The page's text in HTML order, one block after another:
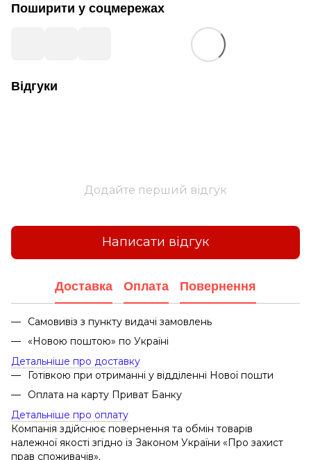
Поширити у соцмережах
Відгуки
Додайте перший відгук
Написати відгук
Доставка Оплата Повернення
Самовивіз з пункту видачі замовлень
«Новою поштою» по Україні
Детальніше про доставку
Готівкою при отриманні у відділенні Нової пошти
Оплата на карту Приват Банку
Детальніше про оплату
Компанія здійснює повернення та обмін товарів
належної якості згідно із Законом України «Про захист
прав споживачів».